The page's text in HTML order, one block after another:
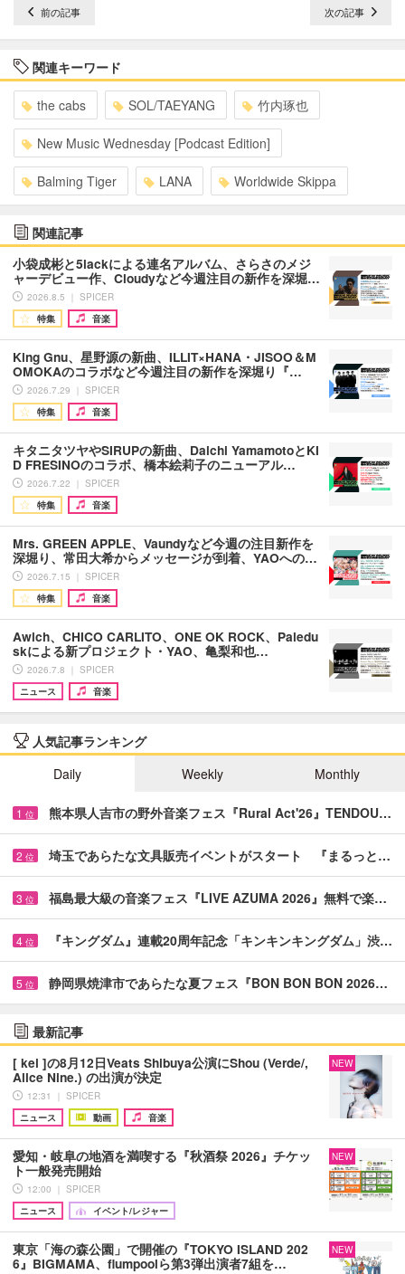
前の記事 次の記事
関連キーワード
the cabs SOL/TAEYANG 竹内琢也
New Music Wednesday [Podcast Edition]
Balming Tiger LANA Worldwide Skippa
関連記事
小袋成彬と5lackによる連名アルバム、さらさのメジ
ャーデビュー作、Cloudyなど今週注目の新作を深堀…
2026.8.5 ｜ SPICER
特集
音楽
King Gnu、星野源の新曲、ILLIT×HANA・JISOO＆M
OMOKAのコラボなど今週注目の新作を深堀り『…
2026.7.29 ｜ SPICER
特集
音楽
キタニタツヤやSIRUPの新曲、Daichi YamamotoとKI
D FRESINOのコラボ、橋本絵莉子のニューアル…
2026.7.22 ｜ SPICER
特集
音楽
Mrs. GREEN APPLE、Vaundyなど今週の注目新作を
深堀り、常田大希からメッセージが到着、YAOへの…
2026.7.15 ｜ SPICER
特集
音楽
Awich、CHICO CARLITO、ONE OK ROCK、Paledu
skによる新プロジェクト・YAO、亀梨和也…
2026.7.8 ｜ SPICER
ニュース
音楽
人気記事ランキング
Daily
Weekly Monthly
1 位 熊本県人吉市の野外音楽フェス『Rural Act'26』TENDOU…
2 位 埼玉であらたな文具販売イベントがスタート 『まるっと…
3 位 福島最大級の音楽フェス『LIVE AZUMA 2026』無料で楽…
4 位 『キングダム』連載20周年記念「キンキンキングダム」渋…
5 位 静岡県焼津市であらたな夏フェス『BON BON BON 2026…
最新記事
[ kei ]の8月12日Veats Shibuya公演にShou (Verde/,
Alice Nine.) の出演が決定
12:31 ｜ SPICER
ニュース
動画 音楽
NEW
愛知・岐阜の地酒を満喫する『秋酒祭 2026』チケッ
ト一般発売開始
12:00 ｜ SPICER
ニュース
イベント/レジャー
NEW
東京「海の森公園」で開催の『TOKYO ISLAND 202
6』BIGMAMA、flumpoolら第3弾出演者7組を…
NEW